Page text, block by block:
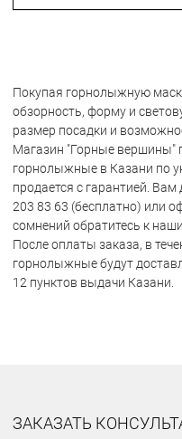
Покупая горнолыжную
обзорность, форму и
размер посадки и
Магазин "Горные вершины"
горнолыжные в Казани по
продается с гарантией.
203 83 63 (бесплатно) или
сомнений обратитесь к
После оплаты заказа, в
горнолыжные будут
12 пунктов выдачи Казани.
ЗАКАЗАТЬ